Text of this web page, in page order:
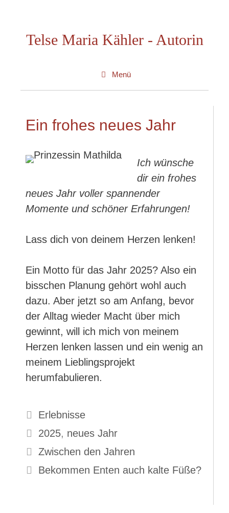
springenTelse Maria Kähler - Autorin
Menü
Ein frohes neues Jahr
Ich wünsche
dir ein frohes
neues Jahr voller spannender
Momente und schöner Erfahrungen!
Lass dich von deinem Herzen lenken!
Ein Motto für das Jahr 2025? Also ein
bisschen Planung gehört wohl auch
dazu. Aber jetzt so am Anfang, bevor
der Alltag wieder Macht über mich
gewinnt, will ich mich von meinem
Herzen lenken lassen und ein wenig an
meinem Lieblingsprojekt
herumfabulieren.
Kategorien
Erlebnisse
Schlagwörter
2025, neues Jahr
Zwischen den Jahren
Bekommen Enten auch kalte Füße?